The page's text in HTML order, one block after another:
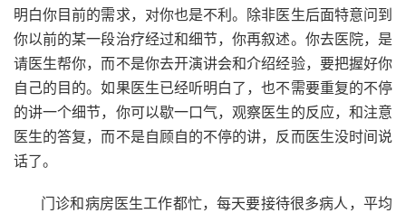
明白你目前的需求，对你也是不利。除非医生后面特意问到
你以前的某一段治疗经过和细节，你再叙述。你去医院，是
请医生帮你，而不是你去开演讲会和介绍经验，要把握好你
自己的目的。如果医生已经听明白了，也不需要重复的不停
的讲一个细节，你可以歇一口气，观察医生的反应，和注意
医生的答复，而不是自顾自的不停的讲，反而医生没时间说
话了。
门诊和病房医生工作都忙，每天要接待很多病人，平均